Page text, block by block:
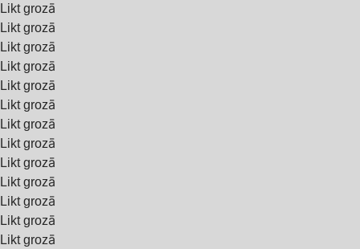
Likt grozā
Likt grozā
Likt grozā
Likt grozā
Likt grozā
Likt grozā
Likt grozā
Likt grozā
Likt grozā
Likt grozā
Likt grozā
Likt grozā
Likt grozā